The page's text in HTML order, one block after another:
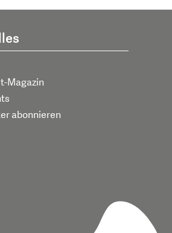
Magazin
abonnieren